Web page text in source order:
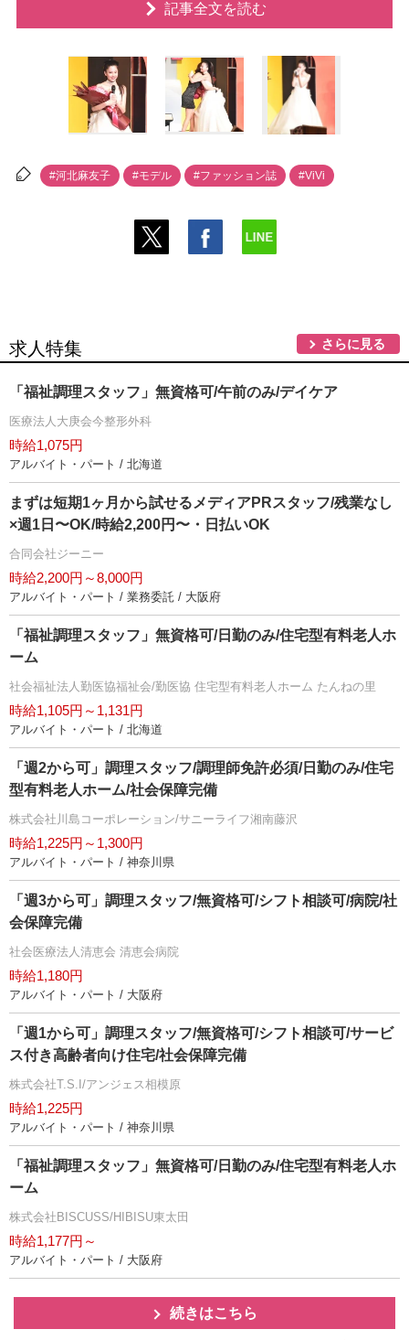
記事全文を読む
#河北麻友子 #モデル #ファッション誌 #ViVi
求人特集 さらに見る
「福祉調理スタッフ」無資格可/午前のみ/デイケア
医療法人大庚会今整形外科
時給1,075円
アルバイト・パート / 北海道
まずは短期1ヶ月から試せるメディアPRスタッフ/残業なし
×週1日〜OK/時給2,200円〜・日払いOK
合同会社ジーニー
時給2,200円～8,000円
アルバイト・パート / 業務委託 / 大阪府
「福祉調理スタッフ」無資格可/日勤のみ/住宅型有料老人ホ
ーム
社会福祉法人勤医協福祉会/勤医協 住宅型有料老人ホーム たんねの里
時給1,105円～1,131円
アルバイト・パート / 北海道
「週2から可」調理スタッフ/調理師免許必須/日勤のみ/住宅
型有料老人ホーム/社会保障完備
株式会社川島コーポレーション/サニーライフ湘南藤沢
時給1,225円～1,300円
アルバイト・パート / 神奈川県
「週3から可」調理スタッフ/無資格可/シフト相談可/病院/社
会保障完備
社会医療法人清恵会 清恵会病院
時給1,180円
アルバイト・パート / 大阪府
「週1から可」調理スタッフ/無資格可/シフト相談可/サービ
ス付き高齢者向け住宅/社会保障完備
株式会社T.S.I/アンジェス相模原
時給1,225円
アルバイト・パート / 神奈川県
「福祉調理スタッフ」無資格可/日勤のみ/住宅型有料老人ホ
ーム
株式会社BISCUSS/HIBISU東太田
時給1,177円～
アルバイト・パート / 大阪府
続きはこちら